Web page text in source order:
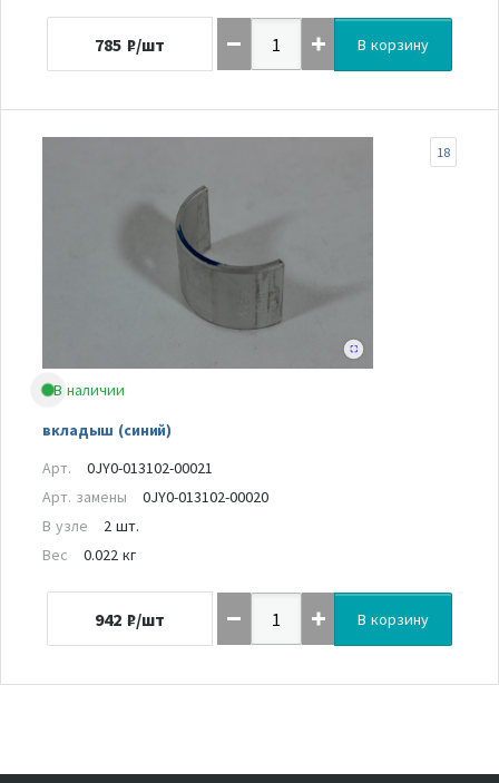
785 ₽/шт В корзину
В наличии
вкладыш (синий)
18
Арт.
0JY0-013102-00021
Арт. замены
0JY0-013102-00020
В узле
2 шт.
Вес
0.022 кг
942 ₽/шт В корзину